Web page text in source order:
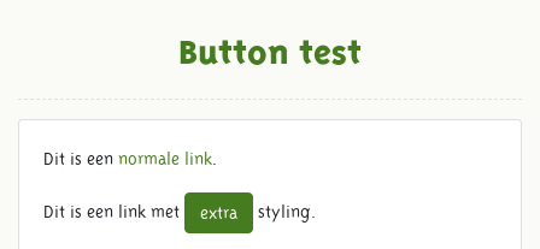
Button test
Dit is een normale link
Dit is een link met extra styling.